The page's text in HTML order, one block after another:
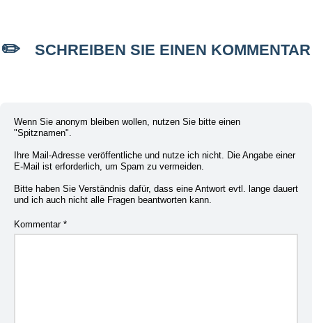
SCHREIBEN SIE EINEN KOMMENTAR
Wenn Sie anonym bleiben wollen, nutzen Sie bitte einen
"Spitznamen".
Ihre Mail-Adresse veröffentliche und nutze ich nicht. Die Angabe einer
E-Mail ist erforderlich, um Spam zu vermeiden.
Bitte haben Sie Verständnis dafür, dass eine Antwort evtl. lange dauert
und ich auch nicht alle Fragen beantworten kann.
Kommentar *